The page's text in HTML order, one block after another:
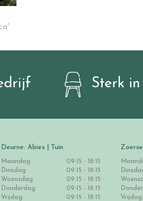
Sterk
Deurne: Abies | Tuin
Maandag
09:15 - 18:15
Dinsdag
09:15 - 18:15
Woensdag
09:15 - 18:15
Donderdag
09:15 - 18:15
Vrijdag
09:15 - 18:15
Vrijdag